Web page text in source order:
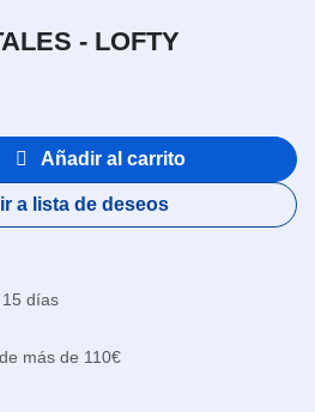
- LOFTY
Añadir al carrito
a lista de deseos
días
más de 110€